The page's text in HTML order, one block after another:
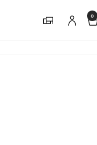
Magasins 0